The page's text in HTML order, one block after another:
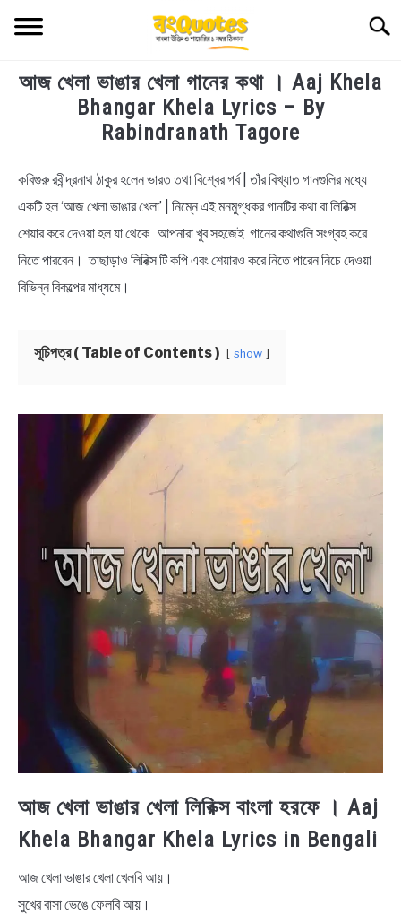
TECHNOLOGY
HEALTH & LIFESTYLE
BIOGRAPHY
EDUCATIONAL
BENGALI WISHES
BENGALI LYRICS
BENGALI NAMES
BENGALI STORIES
আজ খেলা ভাঙার খেলা গানের কথা । Aaj Khela
Bhangar Khela Lyrics – By
Rabindranath Tagore
in
Bengali
কবিগুরু রবীন্দ্রনাথ ঠাকুর হলেন ভারত তথা বিশ্বের গর্ব | তাঁর বিখ্যাত গানগুলির মধ্যে
একটি হল ‘আজ খেলা ভাঙার খেলা’ | নিম্নে এই মনমুগ্ধকর গানটির কথা বা লিরিক্স
শেয়ার করে দেওয়া হল যা থেকে আপনারা খুব সহজেই গানের কথাগুলি সংগ্রহ করে
নিতে পারবেন। তাছাড়াও লিরিক্স টি কপি এবং শেয়ারও করে নিতে পারেন নিচে দেওয়া
বিভিন্ন বিকল্পের মাধ্যমে।
সূচিপত্র ( Table of Contents ) show
আজ খেলা ভাঙার খেলা লিরিক্স বাংলা হরফে । Aaj
Khela Bhangar Khela Lyrics in Bengali
আজ খেলা ভাঙার খেলা খেলবি আয়।
সুখের বাসা ভেঙে ফেলবি আয়।